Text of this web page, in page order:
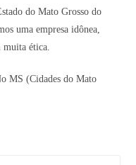
do Mato Grosso do
uma empresa idônea,
ética.
MS (Cidades do Mato